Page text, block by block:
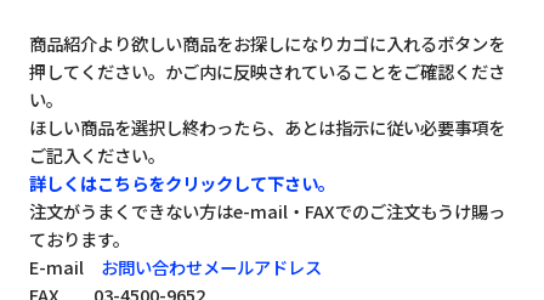
商品紹介より欲しい商品をお探しになりカゴに入れるボタンを
押してください。かご内に反映されていることをご確認くださ
い。
ほしい商品を選択し終わったら、あとは指示に従い必要事項を
ご記入ください。
詳しくはこちらをクリックして下さい。
注文がうまくできない方はe-mail・FAXでのご注文もうけ賜っ
ております。
E-mail お問い合わせメールアドレス
FAX 03-4500-9652